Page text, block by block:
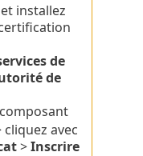
installez
de
de
cliquez avec
>Inscrire